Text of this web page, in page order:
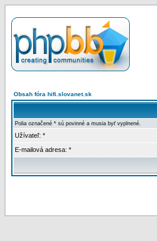
Obsah fóra hifi.slovanet.sk
Polia označené * sú povinné a musia byť vyplnené.
Užívateľ: *
E-mailová adresa: *